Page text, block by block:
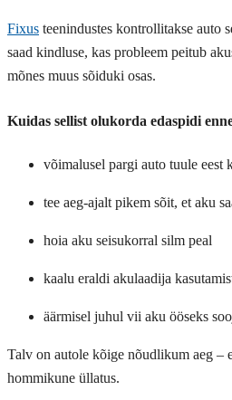
Fixus teenindustes kontrollitakse auto
saad kindluse, kas probleem peitub
mõnes muus sõiduki osas.
Kuidas sellist olukorda edaspidi
võimalusel pargi auto tuule eest
tee aeg-ajalt pikem sõit, et aku
hoia aku seisukorral silm peal
kaalu eraldi akulaadija
äärmisel juhul vii aku ööseks
Talv on autole kõige nõudlikum aeg –
hommikune üllatus.